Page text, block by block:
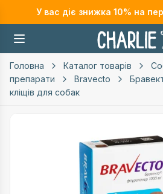
У вас діє знижка 10% на
Головна Каталог товарів
препарати
Bravecto
кліщів для собак